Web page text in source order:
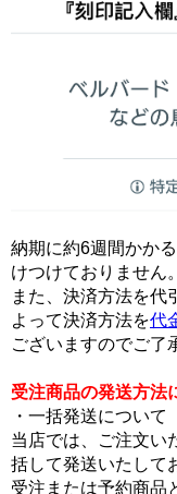
納期に約6週間かか
けつけておりません。
また、決済方法を代
よって決済方法を代
ございますのでご了
受注商品の発送方法
・一括発送について
当店では、ご注文い
括して発送いたして
受注または予約商品